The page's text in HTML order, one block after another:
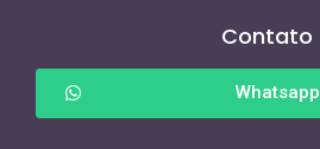
Contato
Whatsapp